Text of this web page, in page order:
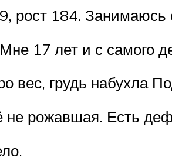
рост 184.
17 лет и с самого
вес, грудь набухла
не рожавшая. Есть